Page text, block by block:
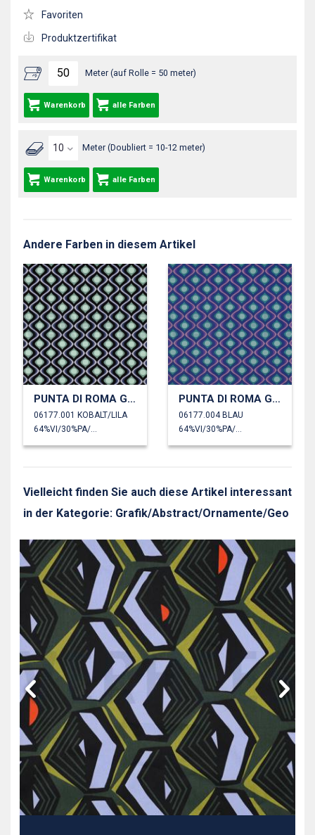
Meter (auf Rolle = 50 meter)
Warenkorb alle Farben
Meter (Doubliert = 10-12 meter)
Warenkorb alle Farben
Favoriten
Produktzertifikat
Andere Farben in diesem Artikel
PUNTA DI ROMA GRAFISCH
06177.001 KOBALT/LILA
PUNTA DI ROMA GRAFISCH
06177.004 BLAU
Vielleicht finden Sie auch diese Artikel interessant
in der Kategorie: Grafik/Abstract/Ornamente/Geo